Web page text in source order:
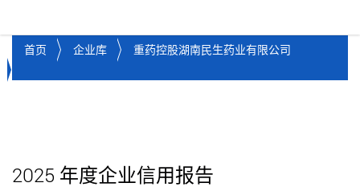
首页 企业库 重药控股湖南民生药业有限公司
2025 年度企业信用报告